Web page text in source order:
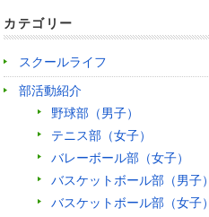
カテゴリー
スクールライフ
部活動紹介
野球部（男子）
テニス部（女子）
バレーボール部（女子）
バスケットボール部（男子）
バスケットボール部（女子）